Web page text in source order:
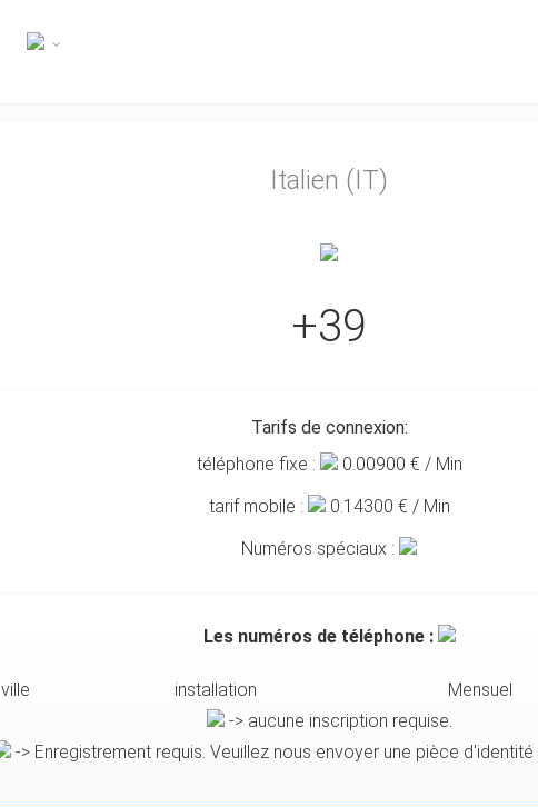
Italien (IT)
+39
Tarifs de connexion:
téléphone fixe :
0.00900 € / Min
tarif mobile :
0.14300 € / Min
Numéros spéciaux :
Les numéros de téléphone :
ville installation Mensuel
-> aucune inscription requise.
-> Enregistrement requis. Veuillez nous envoyer une pièce